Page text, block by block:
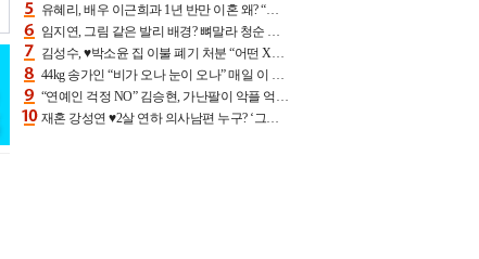
유혜리, 배우 이근희과 1년 반만 이혼 왜? “식칼 꽂고 의자 던져” 충격 폭로(특종)[어제TV]
임지연, 그림 같은 발리 배경? 뼈말라 청순 비키니 핏에 상대 안 되네
김성수, ♥박소윤 집 이불 폐기 처분 “어떤 X이랑 썼을지 몰라” 질투(신랑수업2)[어제TV]
44kg 송가인 “비가 오나 눈이 오나” 매일 이 운동, 허벅지 근육량 상승+체지방 감소
“연예인 걱정 NO” 김승현, 가난팔이 악플 억울할만‥아내+딸과 日 여행
재혼 강성연 ♥2살 연하 의사남편 누구? ‘그알’ 자문의에 훈남 비주얼 초엘리트 스펙 [종합]